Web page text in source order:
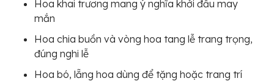
Hoa khai trương mang ý nghĩa khởi đầu may
mắn
Hoa chia buồn và vòng hoa tang lễ trang trọng,
đúng nghi lễ
Hoa bó, lẵng hoa dùng để tặng hoặc trang trí